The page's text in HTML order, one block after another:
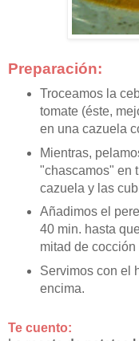
Preparación:
Troceamos la
tomate (éste,
en una cazuela
Mientras,
"chascamos" en
cazuela y las
Añadimos el
40 min. hasta
mitad de
Servimos con el
encima.
Te cuento: